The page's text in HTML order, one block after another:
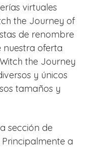
virtuales
the Journey of
de renombre
nuestra oferta
the Journey
y únicos
tamaños y
sección de
a